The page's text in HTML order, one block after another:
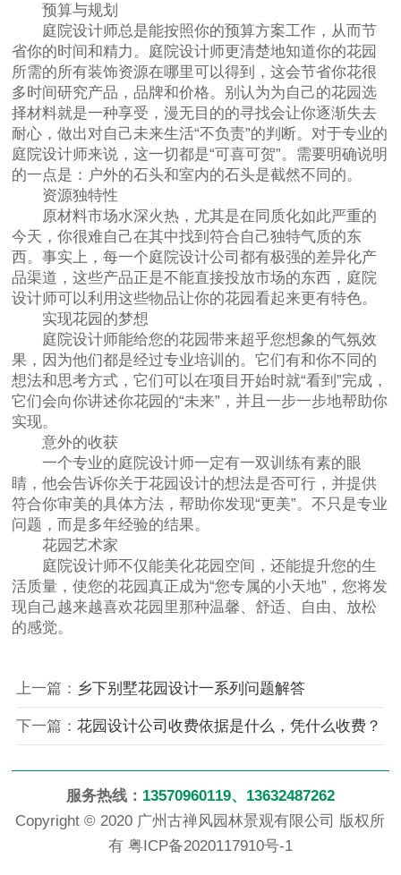
预算与规划
庭院设计师总是能按照你的预算方案工作，从而节
省你的时间和精力。庭院设计师更清楚地知道你的花园
所需的所有装饰资源在哪里可以得到，这会节省你花很
多时间研究产品，品牌和价格。别认为为自己的花园选
择材料就是一种享受，漫无目的的寻找会让你逐渐失去
耐心，做出对自己未来生活“不负责”的判断。对于专业的
庭院设计师来说，这一切都是“可喜可贺”。需要明确说明
的一点是：户外的石头和室内的石头是截然不同的。
资源独特性
原材料市场水深火热，尤其是在同质化如此严重的
今天，你很难自己在其中找到符合自己独特气质的东
西。事实上，每一个庭院设计公司都有极强的差异化产
品渠道，这些产品正是不能直接投放市场的东西，庭院
设计师可以利用这些物品让你的花园看起来更有特色。
实现花园的梦想
庭院设计师能给您的花园带来超乎您想象的气氛效
果，因为他们都是经过专业培训的。它们有和你不同的
想法和思考方式，它们可以在项目开始时就“看到”完成，
它们会向你讲述你花园的“未来”，并且一步一步地帮助你
实现。
意外的收获
一个专业的庭院设计师一定有一双训练有素的眼
睛，他会告诉你关于花园设计的想法是否可行，并提供
符合你审美的具体方法，帮助你发现“更美”。不只是专业
问题，而是多年经验的结果。
花园艺术家
庭院设计师不仅能美化花园空间，还能提升您的生
活质量，使您的花园真正成为“您专属的小天地”，您将发
现自己越来越喜欢花园里那种温馨、舒适、自由、放松
的感觉。
上一篇： 乡下别墅花园设计一系列问题解答
下一篇： 花园设计公司收费依据是什么，凭什么收费？
服务热线： 13570960119、13632487262
Copyright © 2020 广州古禅风园林景观有限公司 版权所
有 粤ICP备2020117910号-1